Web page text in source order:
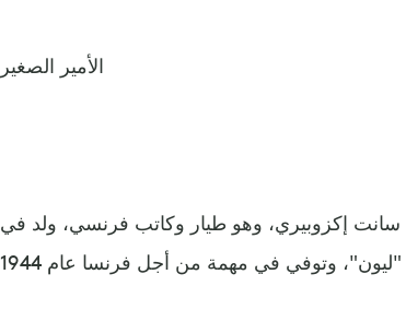
الأمير الصغير
إكزوبيري، وهو طيار وكاتب فرنسي، ولد في